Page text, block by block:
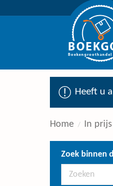
Boekengroothandel
Heeft u
Home In
Zoek binnen